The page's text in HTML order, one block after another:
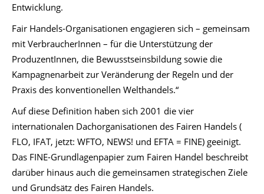
Entwicklung.
Fair Handels-Organisationen engagieren sich – gemeinsam
mit VerbraucherInnen – für die Unterstützung der
ProduzentInnen, die Bewusstseinsbildung sowie die
Kampagnenarbeit zur Veränderung der Regeln und der
Praxis des konventionellen Welthandels.“
Auf diese Definition haben sich 2001 die vier
internationalen Dachorganisationen des Fairen Handels (
FLO, IFAT, jetzt: WFTO, NEWS! und EFTA = FINE) geeinigt.
Das FINE-Grundlagenpapier zum Fairen Handel beschreibt
darüber hinaus auch die gemeinsamen strategischen Ziele
und Grundsätz des Fairen Handels.